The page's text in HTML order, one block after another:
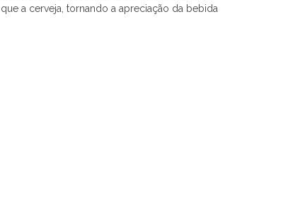
a cerveja, tornando a apreciação da bebida